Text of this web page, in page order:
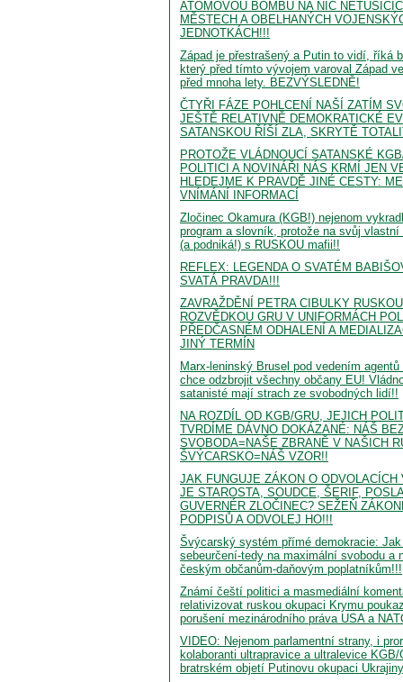
ATOMOVOU BOMBU NA NIC
MĚSTECH A OBELHANÝCH
JEDNOTKÁCH!!!
Západ je přestrašený a Putin to vidí, říká
který před tímto vývojem varoval Západ
před mnoha lety. BEZVÝSLEDNĚ!
ČTYŘI FÁZE POHLCENÍ NAŠÍ ZATÍM
JEŠTĚ RELATIVNĚ DEMOKRATICKÉ
SATANSKOU ŘÍŠÍ ZLA, SKRYTĚ
PROTOŽE VLÁDNOUCÍ SATANSKÉ
POLITICI A NOVINÁŘI NÁS KRMÍ JEN
HLEDEJME K PRAVDĚ JINÉ CESTY:
VNÍMÁNÍ INFORMACÍ
Zločinec Okamura (KGB!) nejenom
program a slovník, protože na svůj vlastní
(a podniká!) s RUSKOU mafii!!
REFLEX: LEGENDA O SVATÉM
SVATÁ PRAVDA!!!
ZAVRAŽDĚNÍ PETRA CIBULKY
ROZVĚDKOU GRU V UNIFORMÁCH
PŘEDČASNÉM ODHALENÍ A
JINÝ TERMÍN
Marx-leninský Brusel pod vedením
chce odzbrojit všechny občany EU!
satanisté mají strach ze svobodných lidí!!
NA ROZDÍL OD KGB/GRU, JEJICH
TVRDÍME DÁVNO DOKÁZANÉ: NÁŠ
SVOBODA=NAŠE ZBRANĚ V NAŠICH
ŠVÝCARSKO=NÁŠ VZOR!!
JAK FUNGUJE ZÁKON O ODVOLACÍCH
JE STAROSTA, SOUDCE, ŠERIF,
GUVERNÉR ZLOČINEC? SEŽEŇ
PODPISŮ A ODVOLEJ HO!!!
Švýcarský systém přímé demokracie:
sebeurčení-tedy na maximální svobodu a
českým občanům-daňovým poplatníkům!!!
Známí čeští politici a masmediální
relativizovat ruskou okupaci Krymu
porušení mezinárodního práva USA a
VIDEO: Nejenom parlamentní strany, i
kolaboranti ultrapravice a ultralevice
bratrském objetí Putinovu okupaci